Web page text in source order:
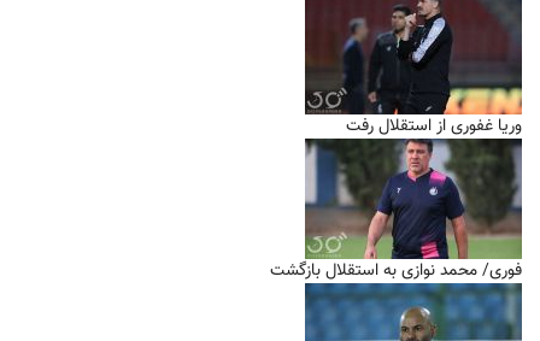
وریا غفوری از استقلال رفت
فوری/ محمد نوازی به استقلال بازگشت